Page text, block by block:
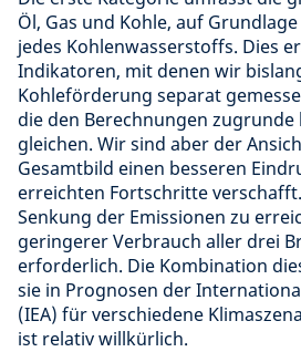
Öl, Gas und Kohle, auf
jedes Kohlenwasserstoffs. Dies
Indikatoren, mit denen wir
Kohleförderung separat
die den Berechnungen
gleichen. Wir sind aber der
Gesamtbild einen besseren
erreichten Fortschritte
Senkung der Emissionen zu
geringerer Verbrauch aller drei
erforderlich. Die Kombination
sie in Prognosen der
(IEA) für verschiedene
ist relativ willkürlich.